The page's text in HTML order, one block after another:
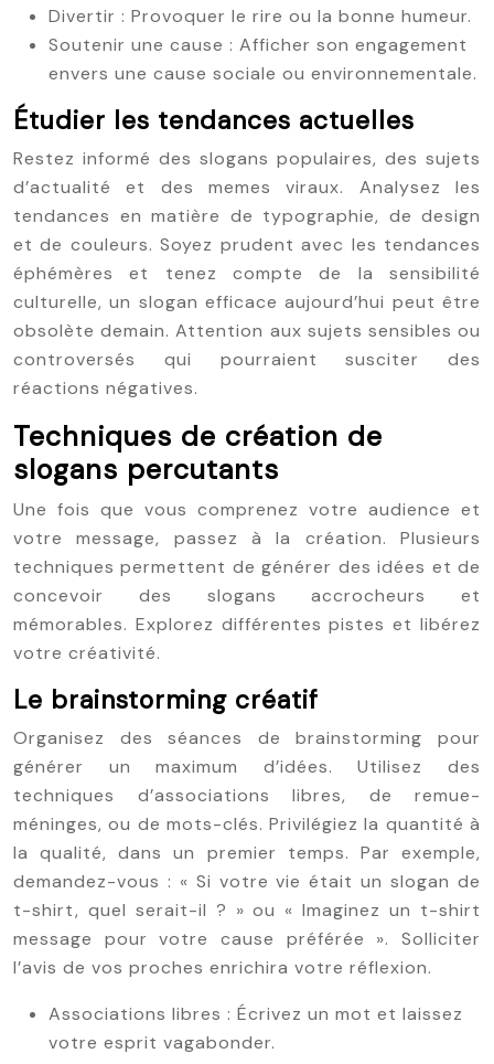
Divertir : Provoquer le rire ou la bonne humeur.
Soutenir une cause : Afficher son engagement
envers une cause sociale ou environnementale.
Étudier les tendances actuelles
Restez informé des slogans populaires, des sujets
d’actualité et des memes viraux. Analysez les
tendances en matière de typographie, de design
et de couleurs. Soyez prudent avec les tendances
éphémères et tenez compte de la sensibilité
culturelle, un slogan efficace aujourd’hui peut être
obsolète demain. Attention aux sujets sensibles ou
controversés qui pourraient susciter des
réactions négatives.
Techniques de création de
slogans percutants
Une fois que vous comprenez votre audience et
votre message, passez à la création. Plusieurs
techniques permettent de générer des idées et de
concevoir des slogans accrocheurs et
mémorables. Explorez différentes pistes et libérez
votre créativité.
Le brainstorming créatif
Organisez des séances de brainstorming pour
générer un maximum d’idées. Utilisez des
techniques d’associations libres, de remue-
méninges, ou de mots-clés. Privilégiez la quantité à
la qualité, dans un premier temps. Par exemple,
demandez-vous : « Si votre vie était un slogan de
t-shirt, quel serait-il ? » ou « Imaginez un t-shirt
message pour votre cause préférée ». Solliciter
l’avis de vos proches enrichira votre réflexion.
Associations libres : Écrivez un mot et laissez
votre esprit vagabonder.